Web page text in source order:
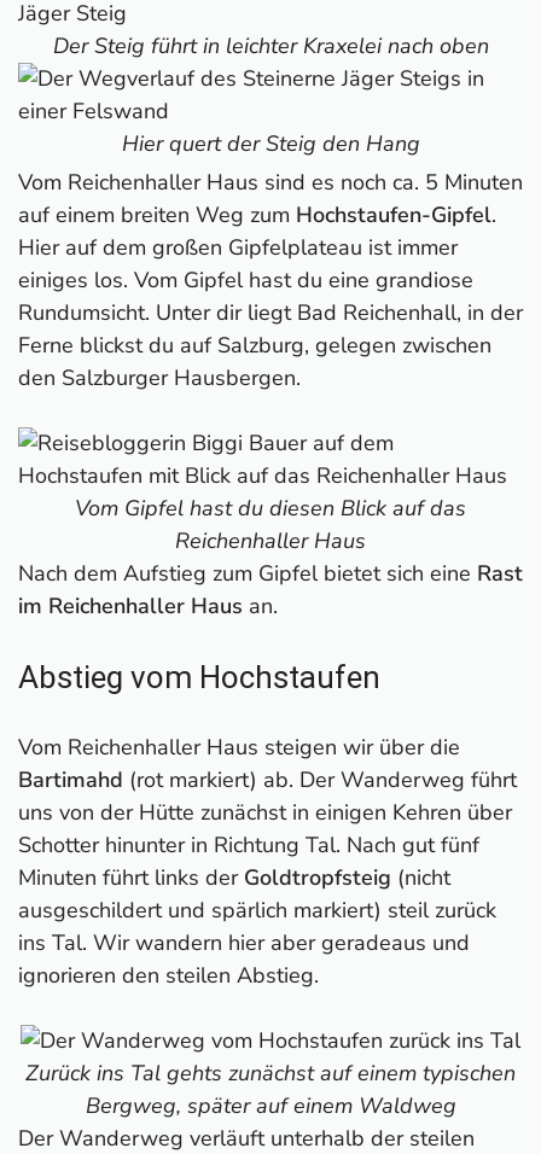
Der Steig führt in leichter Kraxelei nach oben
Hier quert der Steig den Hang
Vom Reichenhaller Haus sind es noch ca. 5 Minuten
auf einem breiten Weg zum Hochstaufen-Gipfel.
Hier auf dem großen Gipfelplateau ist immer
einiges los. Vom Gipfel hast du eine grandiose
Rundumsicht. Unter dir liegt Bad Reichenhall, in der
Ferne blickst du auf Salzburg, gelegen zwischen
den Salzburger Hausbergen.
Vom Gipfel hast du diesen Blick auf das
Reichenhaller Haus
Nach dem Aufstieg zum Gipfel bietet sich eine Rast
im Reichenhaller Haus an.
Abstieg vom Hochstaufen
Vom Reichenhaller Haus steigen wir über die
Bartimahd (rot markiert) ab. Der Wanderweg führt
uns von der Hütte zunächst in einigen Kehren über
Schotter hinunter in Richtung Tal. Nach gut fünf
Minuten führt links der Goldtropfsteig (nicht
ausgeschildert und spärlich markiert) steil zurück
ins Tal. Wir wandern hier aber geradeaus und
ignorieren den steilen Abstieg.
Zurück ins Tal gehts zunächst auf einem typischen
Bergweg, später auf einem Waldweg
Der Wanderweg verläuft unterhalb der steilen